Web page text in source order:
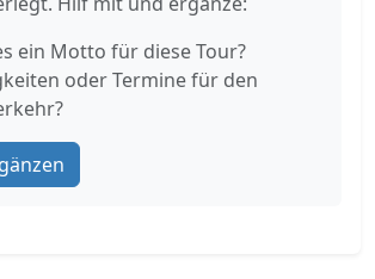
ein Motto für diese Tour?
oder Termine für den